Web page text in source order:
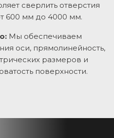
сверлить отверстия
600 мм до 4000 мм.
Мы обеспечиваем
оси, прямолинейность,
размеров и
поверхности.